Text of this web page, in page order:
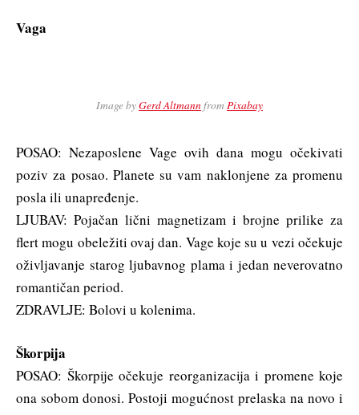
Vaga
Image byGerd Altmannfrom Pixabay
POSAO: Nezaposlene Vage ovih dana mogu očekivati
poziv za posao. Planete su vam naklonjene za promenu
posla ili unapređenje.
LJUBAV: Pojačan lični magnetizam i brojne prilike za
flert mogu obeležiti ovaj dan. Vage koje su u vezi očekuje
oživljavanje starog ljubavnog plama i jedan neverovatno
romantičan period.
ZDRAVLJE: Bolovi u kolenima.
Škorpija
POSAO: Škorpije očekuje reorganizacija i promene koje
ona sobom donosi. Postoji mogućnost prelaska na novo i